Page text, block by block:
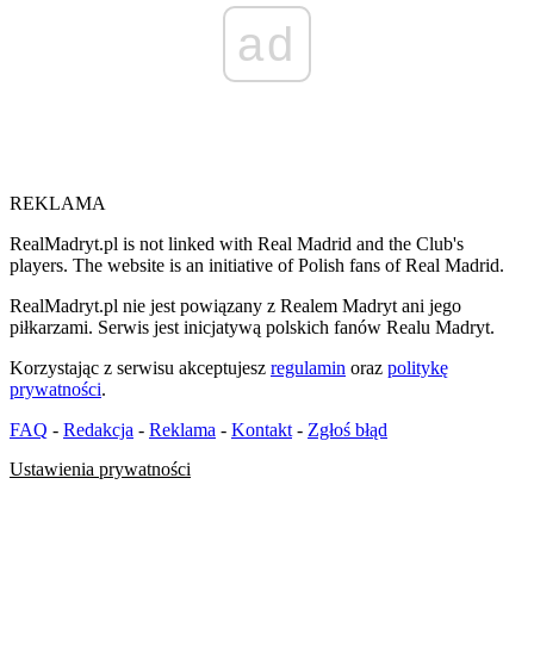
ad
REKLAMA
RealMadryt.pl is not linked with Real Madrid and the Club's
players. The website is an initiative of Polish fans of Real Madrid.
RealMadryt.pl nie jest powiązany z Realem Madryt ani jego
piłkarzami. Serwis jest inicjatywą polskich fanów Realu Madryt.
Korzystając z serwisu akceptujesz regulamin oraz politykę
prywatności.
FAQ - Redakcja - Reklama - Kontakt - Zgłoś błąd
Ustawienia prywatności